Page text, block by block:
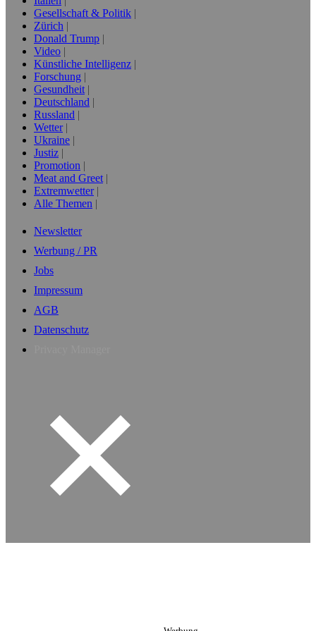
Gesellschaft & Politik
Zürich
Donald Trump
Video
Künstliche Intelligenz
Forschung
Gesundheit
Deutschland
Russland
Wetter
Ukraine
Justiz
Promotion
Meat and Greet
Extremwetter
Alle Themen
Newsletter
Werbung / PR
Jobs
Impressum
AGB
Datenschutz